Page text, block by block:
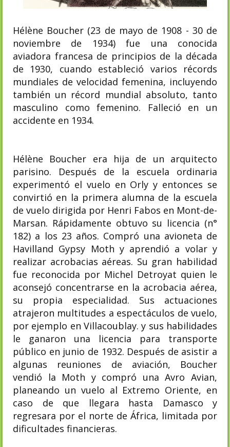
Hélène Boucher (23 de mayo de 1908 - 30 de
noviembre de 1934) fue una conocida
aviadora francesa de principios de la década
de 1930, cuando estableció varios récords
mundiales de velocidad femenina, incluyendo
también un récord mundial absoluto, tanto
masculino como femenino. Falleció en un
accidente en 1934.
Hélène Boucher era hija de un arquitecto
parisino. Después de la escuela ordinaria
experimentó el vuelo en Orly y entonces se
convirtió en la primera alumna de la escuela
de vuelo dirigida por Henri Fabos en Mont-de-
Marsan. Rápidamente obtuvo su licencia (n°
182) a los 23 años. Compró una avioneta de
Havilland Gypsy Moth y aprendió a volar y
realizar acrobacias aéreas. Su gran habilidad
fue reconocida por Michel Detroyat quien le
aconsejó concentrarse en la acrobacia aérea,
su propia especialidad.​ Sus actuaciones
atrajeron multitudes a espectáculos de vuelo,
por ejemplo en Villacoublay.​ y sus habilidades
le ganaron una licencia para transporte
público en junio de 1932. Después de asistir a
algunas reuniones de aviación, Boucher
vendió la Moth y compró una Avro Avian,
planeando un vuelo al Extremo Oriente, en
caso de que llegara hasta Damasco y
regresara por el norte de África, limitada por
dificultades financieras.